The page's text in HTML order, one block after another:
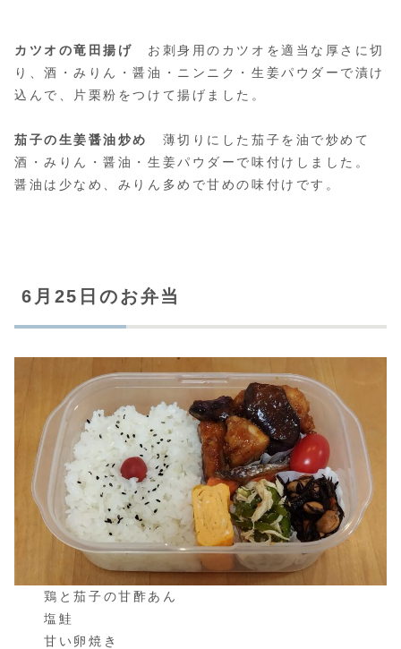
カツオの竜田揚げ お刺身用のカツオを適当な厚さに切
り、酒・みりん・醤油・ニンニク・生姜パウダーで漬け
込んで、片栗粉をつけて揚げました。
茄子の生姜醤油炒め
薄切りにした茄子を油で炒めて
酒・みりん・醤油・生姜パウダーで味付けしました。
醤油は少なめ、みりん多めで甘めの味付けです。
6月25日のお弁当
鶏と茄子の甘酢あん
塩鮭
甘い卵焼き